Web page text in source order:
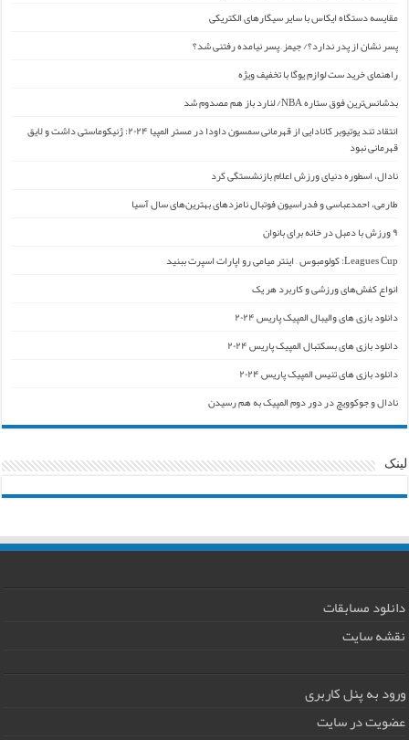
مقایسه دستگاه ایکاس با سایر سیگارهای الکتریکی
پسر نشان از پدر ندارد؟/ جیمز ِ پسر نیامده رفتنی شد؟
راهنمای خرید ست لوازم یوگا با تخفیف ویژه
بدشانس‌ترین فوق ستاره NBA/ لنارد باز هم مصدوم شد
انتقاد تند یوتیوبر کانادایی از قهرمانی سمسون داودا در مستر المپیا ۲۰۲۴: ژنیکوماستی داشت و لایق
قهرمانی نبود
نادال، اسطوره دنیای ورزش اعلام بازنشستگی کرد
طارمی، احمدعباسی و فدراسیون فوتبال نامزدهای بهترین‌های سال آسیا
۹ ورزش با دمبل در خانه برای بانوان
Leagues Cup: کولومبوس – اینتر میامی رو اپارات اسپرت ببنید
انواع کفش‌های ورزشی و کاربرد هر یک
دانلود بازی های والیبال المپیک پاریس ۲۰۲۴
دانلود بازی های بسکتبال المپیک پاریس ۲۰۲۴
دانلود بازی های تنیس المپیک پاریس ۲۰۲۴
نادال و جوکوویچ در دور دوم المپیک به هم رسیدن
لینک
دانلود مسابقات
نقشه سایت
ورود به پنل کاربری
عضویت در سایت